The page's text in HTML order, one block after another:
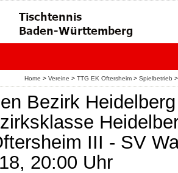
Home > Vereine > TTG EK Oftersheim > Spielbetrieb >
Bezirk
III - SV
20:00 Uhr